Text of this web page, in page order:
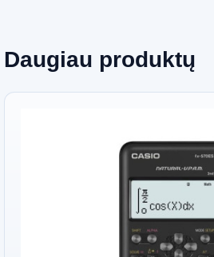
Daugiau produktų